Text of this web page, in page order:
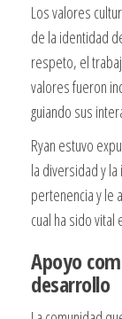
Los valores
de la identidad
respeto, el
valores fueron
guiando sus
Ryan estuvo
la diversidad y
pertenencia y le
cual ha sido
Apoyo
desarrollo